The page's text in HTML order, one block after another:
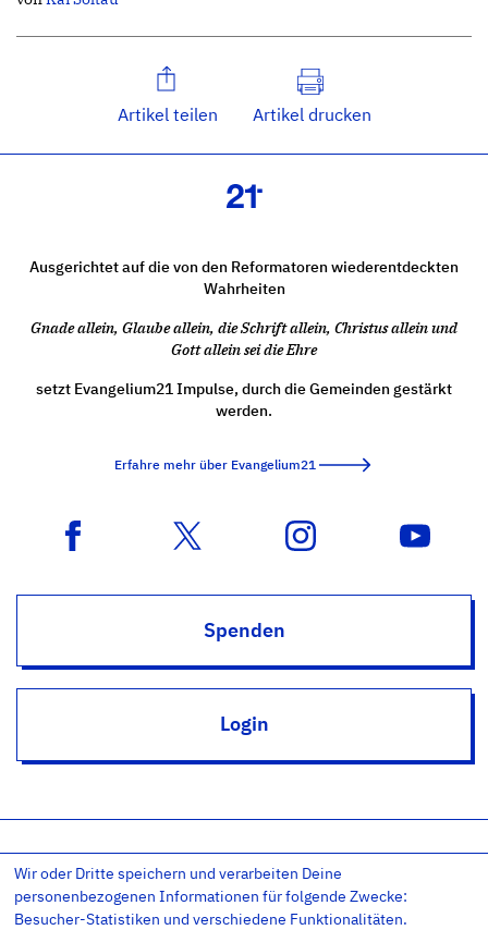
Artikel teilen Artikel drucken
Ausgerichtet auf die von den Reformatoren wiederentdeckten
Wahrheiten
Gnade allein, Glaube allein, die Schrift allein, Christus allein und
Gott allein sei die Ehre
setzt Evangelium21 Impulse, durch die Gemeinden gestärkt
werden.
Erfahre mehr über Evangelium21
Spenden
Login
Impressum Datenschutz
Datenschutz-Einstellungen
AGB
Kontakt RSS Newsletter
Wir oder Dritte speichern und verarbeiten Deine
personenbezogenen Informationen für folgende Zwecke:
Besucher-Statistiken und verschiedene Funktionalitäten.